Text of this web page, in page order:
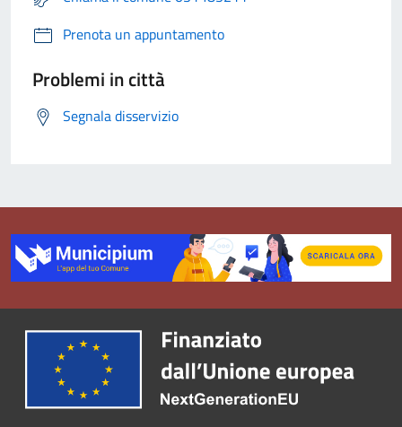
Prenota un appuntamento
Problemi in città
Segnala disservizio